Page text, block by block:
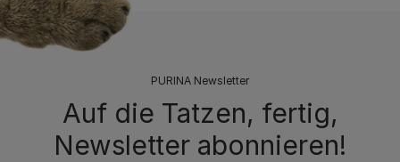
PURINA Newsletter
Auf die Tatzen, fertig,
Newsletter abonnieren!